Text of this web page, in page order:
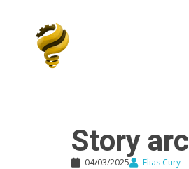
Story arc
04/03/2025 Elias Cury